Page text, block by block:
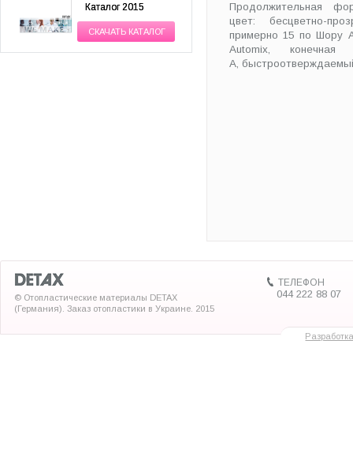
Каталог 2015
СКАЧАТЬ КАТАЛОГ
Продолжительная
цвет: бесцветно-
примерно 15 по Шору
Automix,
А,
© Отопластические материалы DETAX
(Германия). Заказ отопластики в Украине. 2015
ТЕЛЕФОН
044 222 88 07